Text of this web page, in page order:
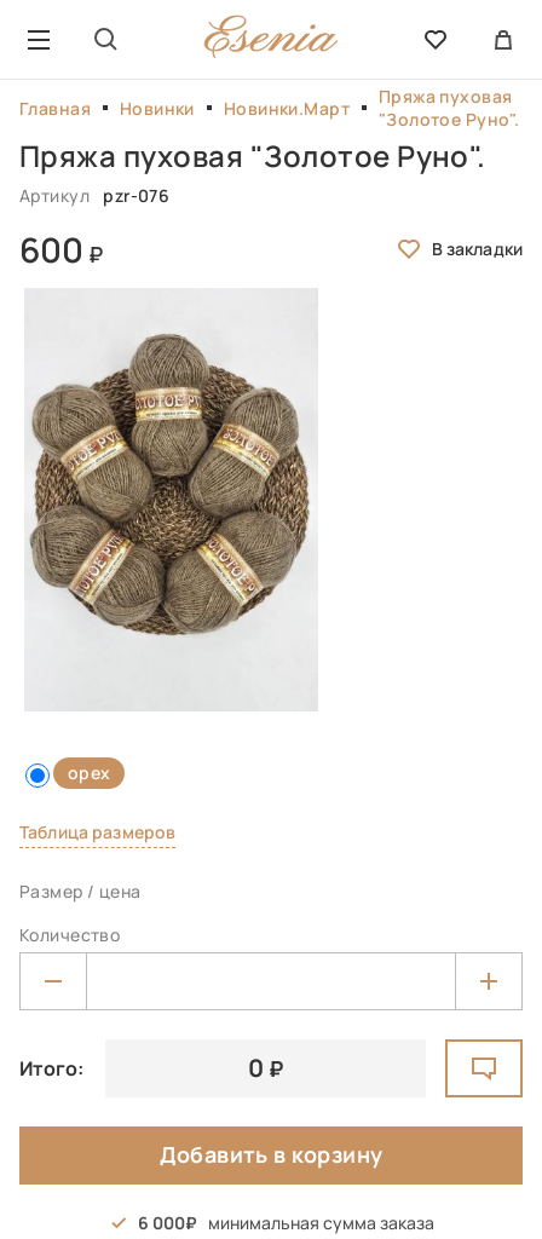
Главная Новинки Новинки.Март
Пряжа пуховая
"Золотое Руно".
Пряжа пуховая "Золотое Руно".
Артикул pzr-076
600
орех
Таблица размеров
Размер / цена
Количество
Итого: 0
Добавить в корзину
6 000 минимальная сумма заказа